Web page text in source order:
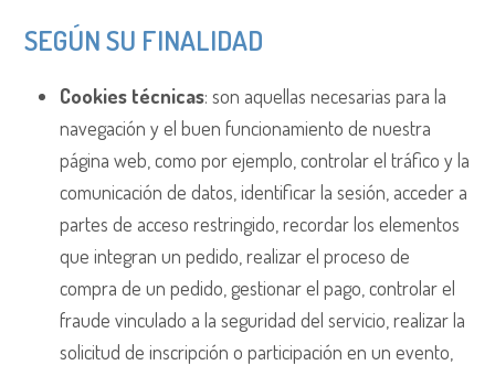
SEGÚN SU FINALIDAD
Cookies técnicas: son aquellas necesarias para la
navegación y el buen funcionamiento de nuestra
página web, como por ejemplo, controlar el tráfico y la
comunicación de datos, identificar la sesión, acceder a
partes de acceso restringido, recordar los elementos
que integran un pedido, realizar el proceso de
compra de un pedido, gestionar el pago, controlar el
fraude vinculado a la seguridad del servicio, realizar la
solicitud de inscripción o participación en un evento,